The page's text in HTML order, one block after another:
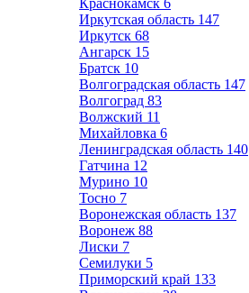
Краснокамск 6
Иркутская область 147
Иркутск 68
Ангарск 15
Братск 10
Волгоградская область 147
Волгоград 83
Волжский 11
Михайловка 6
Ленинградская область 140
Гатчина 12
Мурино 10
Тосно 7
Воронежская область 137
Воронеж 88
Лиски 7
Семилуки 5
Приморский край 133